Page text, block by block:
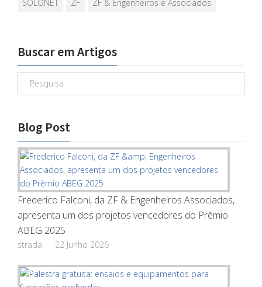
SOLONET ZF ZF & Engenheiros e Associados
Buscar em Artigos
Blog Post
Frederico Falconi, da ZF & Engenheiros Associados,
apresenta um dos projetos vencedores do Prêmio
ABEG 2025
strada 22 Junho 2026